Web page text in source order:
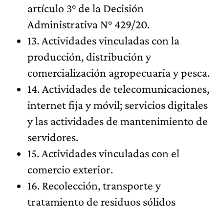
artículo 3° de la Decisión
Administrativa N° 429/20.
13. Actividades vinculadas con la
producción, distribución y
comercialización agropecuaria y pesca.
14. Actividades de telecomunicaciones,
internet fija y móvil; servicios digitales
y las actividades de mantenimiento de
servidores.
15. Actividades vinculadas con el
comercio exterior.
16. Recolección, transporte y
tratamiento de residuos sólidos